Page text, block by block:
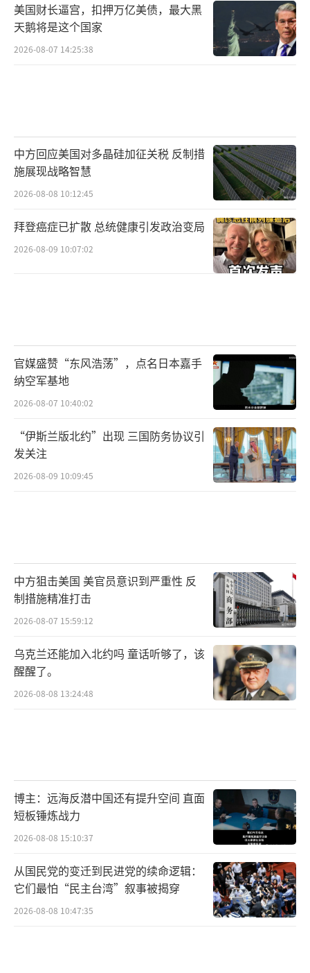
美国财长逼宫，扣押万亿美债，最大黑
天鹅将是这个国家
2026-08-07 14:25:38
中方回应美国对多晶硅加征关税 反制措
施展现战略智慧
2026-08-08 10:12:45
拜登癌症已扩散 总统健康引发政治变局
2026-08-09 10:07:02
官媒盛赞“东风浩荡”，点名日本嘉手
纳空军基地
2026-08-07 10:40:02
“伊斯兰版北约”出现 三国防务协议引
发关注
2026-08-09 10:09:45
中方狙击美国 美官员意识到严重性 反
制措施精准打击
2026-08-07 15:59:12
乌克兰还能加入北约吗 童话听够了，该
醒醒了。
2026-08-08 13:24:48
博主：远海反潜中国还有提升空间 直面
短板锤炼战力
2026-08-08 15:10:37
从国民党的变迁到民进党的续命逻辑：
它们最怕“民主台湾”叙事被揭穿
2026-08-08 10:47:35